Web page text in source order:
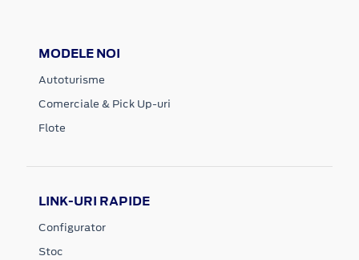
MODELE NOI
Autoturisme
Comerciale & Pick Up-uri
Flote
LINK-URI RAPIDE
Configurator
Stoc